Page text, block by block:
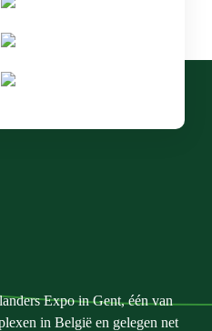
Expo in Gent, één van
in België en gelegen net